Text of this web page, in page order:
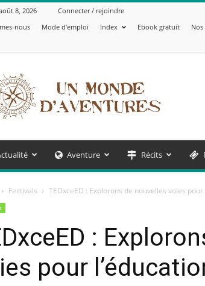
8, 2026
Connecter / rejoindre
nous
Mode d’emploi Index Ebook gratuit
Monde
d'Aventures
Aventure Récits
Festivals TEDxceED : Explorons de nouvelles voies pour
:
pour